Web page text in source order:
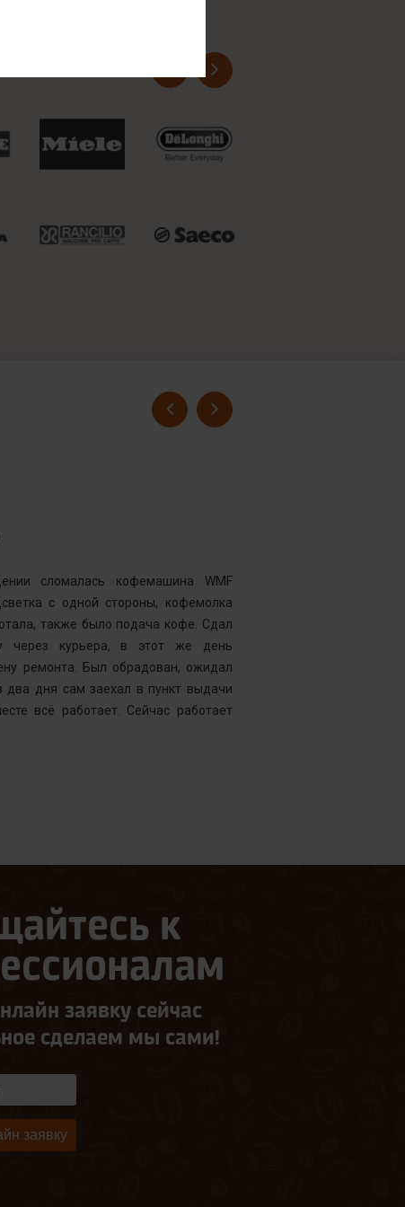
сломалась кофемашина WMF
с одной стороны, кофемолка
также было подача кофе. Сдал
через курьера, в этот же день
ремонта. Был обрадован, ожидал
два дня сам заехал в пункт выдачи
всё работает. Сейчас работает
к
заявку сейчас
сделаем мы сами!
заявку